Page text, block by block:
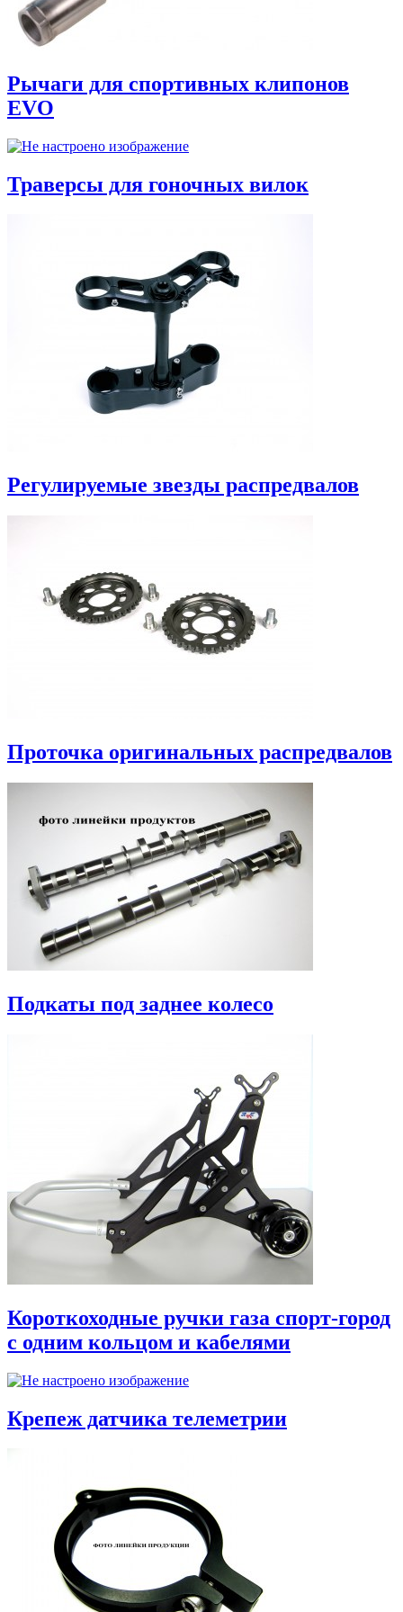
Рычаги для спортивных клипонов
EVO
Траверсы для гоночных вилок
Регулируемые звезды распредвалов
Проточка оригинальных распредвалов
Подкаты под заднее колесо
Короткоходные ручки газа спорт-город
с одним кольцом и кабелями
Крепеж датчика телеметрии